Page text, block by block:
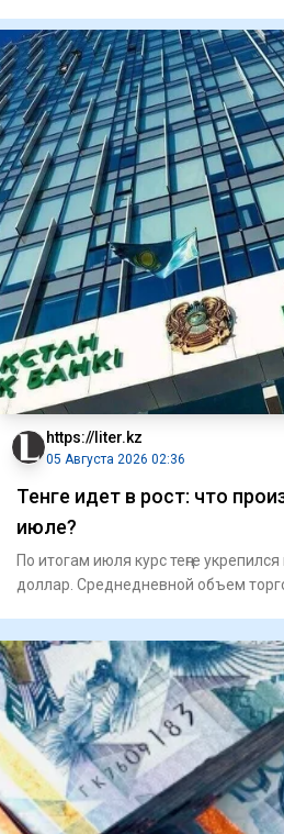
https://liter.kz
05 Августа 2026 02:36
Тенге идет в рост: что
июле?
По итогам июля курс теңге укрепился
доллар. Среднедневной объем